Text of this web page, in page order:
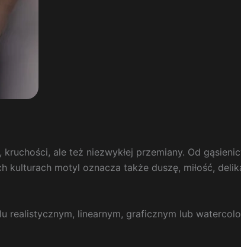
ale też niezwykłej przemiany. Od
kulturach motyl oznacza także duszę, miłość,
realistycznym, linearnym, graficznym lub